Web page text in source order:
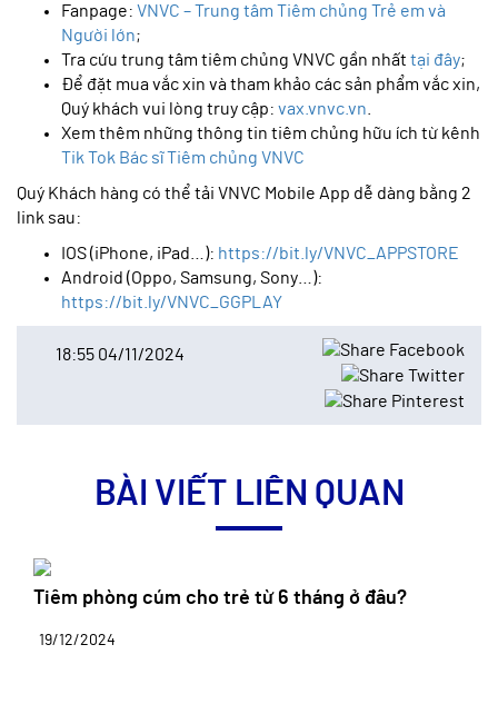
Fanpage: VNVC – Trung tâm Tiêm chủng Trẻ em và
Người lớn;
Tra cứu trung tâm tiêm chủng VNVC gần nhất tại đây;
Để đặt mua vắc xin và tham khảo các sản phẩm vắc xin,
Quý khách vui lòng truy cập: vax.vnvc.vn
Xem thêm những thông tin tiêm chủng hữu ích từ kênh
Tik Tok Bác sĩ Tiêm chủng VNVC
Quý Khách hàng có thể tải VNVC Mobile App dễ dàng bằng 2
link sau:
IOS (iPhone, iPad…): https://bit.ly/VNVC_APPSTORE
Android (Oppo, Samsung, Sony…):
https://bit.ly/VNVC_GGPLAY
18:55 04/11/2024
BÀI VIẾT LIÊN QUAN
Tiêm phòng cúm cho trẻ từ 6 tháng ở đâu?
19/12/2024